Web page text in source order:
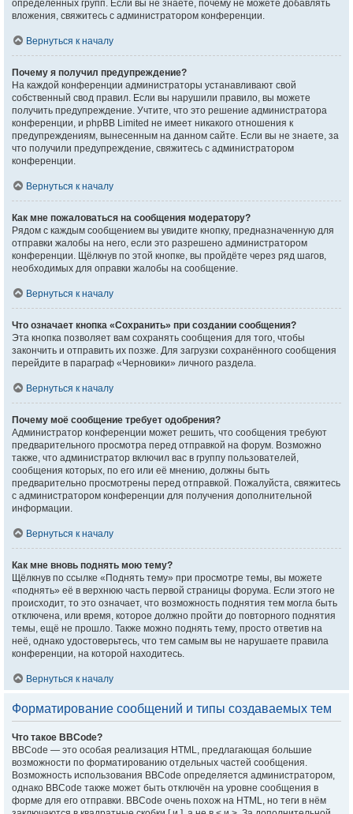
определённых групп. Если вы не знаете, почему не можете добавлять
вложения, свяжитесь с администратором конференции.
Вернуться к началу
Почему я получил предупреждение?
На каждой конференции администраторы устанавливают свой
собственный свод правил. Если вы нарушили правило, вы можете
получить предупреждение. Учтите, что это решение администратора
конференции, и phpBB Limited не имеет никакого отношения к
предупреждениям, вынесенным на данном сайте. Если вы не знаете, за
что получили предупреждение, свяжитесь с администратором
конференции.
Вернуться к началу
Как мне пожаловаться на сообщения модератору?
Рядом с каждым сообщением вы увидите кнопку, предназначенную для
отправки жалобы на него, если это разрешено администратором
конференции. Щёлкнув по этой кнопке, вы пройдёте через ряд шагов,
необходимых для оправки жалобы на сообщение.
Вернуться к началу
Что означает кнопка «Сохранить» при создании сообщения?
Эта кнопка позволяет вам сохранять сообщения для того, чтобы
закончить и отправить их позже. Для загрузки сохранённого сообщения
перейдите в параграф «Черновики» личного раздела.
Вернуться к началу
Почему моё сообщение требует одобрения?
Администратор конференции может решить, что сообщения требуют
предварительного просмотра перед отправкой на форум. Возможно
также, что администратор включил вас в группу пользователей,
сообщения которых, по его или её мнению, должны быть
предварительно просмотрены перед отправкой. Пожалуйста, свяжитесь
с администратором конференции для получения дополнительной
информации.
Вернуться к началу
Как мне вновь поднять мою тему?
Щёлкнув по ссылке «Поднять тему» при просмотре темы, вы можете
«поднять» её в верхнюю часть первой страницы форума. Если этого не
происходит, то это означает, что возможность поднятия тем могла быть
отключена, или время, которое должно пройти до повторного поднятия
темы, ещё не прошло. Также можно поднять тему, просто ответив на
неё, однако удостоверьтесь, что тем самым вы не нарушаете правила
конференции, на которой находитесь.
Вернуться к началу
Форматирование сообщений и типы создаваемых тем
Что такое BBCode?
BBCode — это особая реализация HTML, предлагающая большие
возможности по форматированию отдельных частей сообщения.
Возможность использования BBCode определяется администратором,
однако BBCode также может быть отключён на уровне сообщения в
форме для его отправки. BBCode очень похож на HTML, но теги в нём